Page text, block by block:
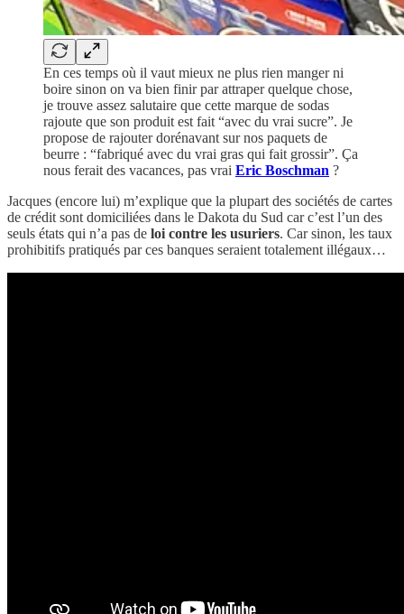
En ces temps où il vaut mieux ne plus rien manger ni
boire sinon on va bien finir par attraper quelque chose,
je trouve assez salutaire que cette marque de sodas
rajoute que son produit est fait “avec du vrai sucre”. Je
propose de rajouter dorénavant sur nos paquets de
beurre : “fabriqué avec du vrai gras qui fait grossir”. Ça
nous ferait des vacances, pas vrai Eric Boschman ?
Jacques (encore lui) m’explique que la plupart des sociétés de cartes
de crédit sont domiciliées dans le Dakota du Sud car c’est l’un des
seuls états qui n’a pas de loi contre les usuriers. Car sinon, les taux
prohibitifs pratiqués par ces banques seraient totalement illégaux…